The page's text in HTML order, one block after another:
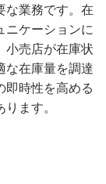
な業務です。在
ニケーションに
小売店が在庫状
な在庫量を調達
即時性を高める
ます。